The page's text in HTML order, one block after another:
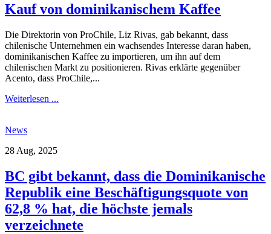
Kauf von dominikanischem Kaffee
Die Direktorin von ProChile, Liz Rivas, gab bekannt, dass
chilenische Unternehmen ein wachsendes Interesse daran haben,
dominikanischen Kaffee zu importieren, um ihn auf dem
chilenischen Markt zu positionieren. Rivas erklärte gegenüber
Acento, dass ProChile,...
Weiterlesen ...
News
28 Aug, 2025
BC gibt bekannt, dass die Dominikanische
Republik eine Beschäftigungsquote von
62,8 % hat, die höchste jemals
verzeichnete